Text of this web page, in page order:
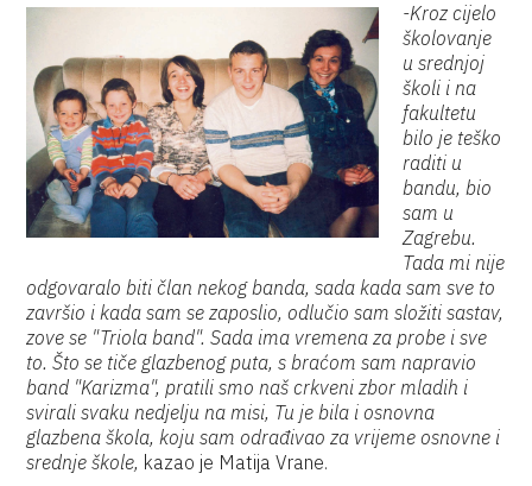
-Kroz cijelo
školovanje
u srednjoj
školi i na
fakultetu
bilo je teško
raditi u
bandu, bio
sam u
Zagrebu.
Tada mi nije
odgovaralo biti član nekog banda, sada kada sam sve to
završio i kada sam se zaposlio, odlučio sam složiti sastav,
zove se "Triola band". Sada ima vremena za probe i sve
to. Što se tiče glazbenog puta, s braćom sam napravio
band "Karizma", pratili smo naš crkveni zbor mladih i
svirali svaku nedjelju na misi, Tu je bila i osnovna
glazbena škola, koju sam odrađivao za vrijeme osnovne i
srednje škole, kazao je Matija Vrane.